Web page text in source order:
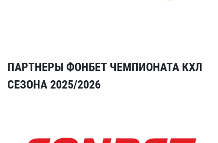
ПАРТНЕРЫ ФОНБЕТ ЧЕМПИОНАТА КХЛ
СЕЗОНА 2025/2026